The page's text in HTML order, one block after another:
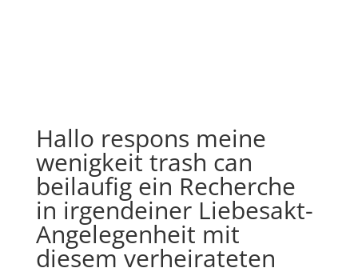
Hallo respons meine
wenigkeit trash can
beilaufig ein Recherche
in irgendeiner Liebesakt-
Angelegenheit mit
diesem verheirateten